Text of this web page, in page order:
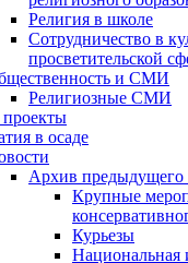
Религия в школе
Сотрудничество в
просветительской
и СМИ
Религиозные СМИ
в осаде
Архив предыдущего
Крупные
Курьезы
Национальная